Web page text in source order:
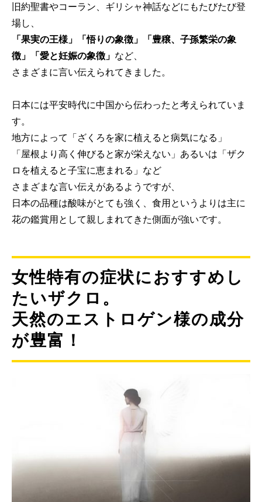
旧約聖書やコーラン、ギリシャ神話などにもたびたび登
場し、
「果実の王様」「悟りの象徴」「豊穣、子孫繁栄の象
徴」「愛と妊娠の象徴」 など、
さまざまに言い伝えられてきました。
日本には平安時代に中国から伝わったと考えられていま
す。
地方によって「ざくろを家に植えると病気になる」
「屋根より高く伸びると家が栄えない」あるいは「ザク
ロを植えると子宝に恵まれる」など
さまざまな言い伝えがあるようですが、
日本の品種は酸味がとても強く、食用というよりは主に
花の鑑賞用として親しまれてきた側面が強いです。
女性特有の症状におすすめし
たいザクロ。
天然のエストロゲン様の成分
が豊富！